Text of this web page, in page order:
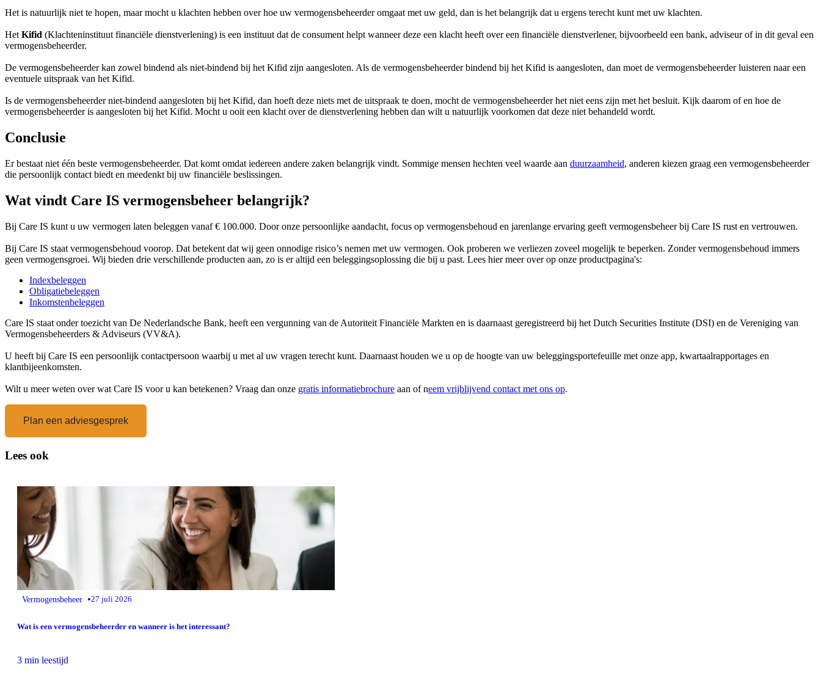
Het is natuurlijk niet te hopen, maar mocht u klachten hebben over hoe uw vermogensbeheerder omgaat met uw geld, dan is het belangrijk dat u ergens terecht kunt met uw klachten.
HetKifid (Klachteninstituut financiële dienstverlening) is een instituut dat de consument helpt wanneer deze een klacht heeft over een financiële dienstverlener, bijvoorbeeld een bank, adviseur of in dit geval een
vermogensbeheerder.
De vermogensbeheerder kan zowel bindend als niet-bindend bij het Kifid zijn aangesloten. Als de vermogensbeheerder bindend bij het Kifid is aangesloten, dan moet de vermogensbeheerder luisteren naar een
eventuele uitspraak van het Kifid.
Is de vermogensbeheerder niet-bindend aangesloten bij het Kifid, dan hoeft deze niets met de uitspraak te doen, mocht de vermogensbeheerder het niet eens zijn met het besluit. Kijk daarom of en hoe de
vermogensbeheerder is aangesloten bij het Kifid. Mocht u ooit een klacht over de dienstverlening hebben dan wilt u natuurlijk voorkomen dat deze niet behandeld wordt.
Conclusie
Er bestaat niet één beste vermogensbeheerder. Dat komt omdat iedereen andere zaken belangrijk vindt. Sommige mensen hechten veel waarde aan duurzaamheid, anderen kiezen graag een vermogensbeheerder
die persoonlijk contact biedt en meedenkt bij uw financiële beslissingen.
Wat vindt Care IS vermogensbeheer belangrijk?
Bij Care IS kunt u uw vermogen laten beleggen vanaf € 100.000. Door onze persoonlijke aandacht, focus op vermogensbehoud en jarenlange ervaring geeft vermogensbeheer bij Care IS rust en vertrouwen.
Bij Care IS staat vermogensbehoud voorop. Dat betekent dat wij geen onnodige risico’s nemen met uw vermogen. Ook proberen we verliezen zoveel mogelijk te beperken. Zonder vermogensbehoud immers
geen vermogensgroei. Wij bieden drie verschillende producten aan, zo is er altijd een beleggingsoplossing die bij u past. Lees hier meer over op onze productpagina's:
Indexbeleggen
Obligatiebeleggen
Inkomstenbeleggen
Care IS staat onder toezicht van De Nederlandsche Bank, heeft een vergunning van de Autoriteit Financiële Markten en is daarnaast geregistreerd bij het Dutch Securities Institute (DSI) en de Vereniging van
Vermogensbeheerders & Adviseurs (VV&A).
U heeft bij Care IS een persoonlijk contactpersoon waarbij u met al uw vragen terecht kunt. Daarnaast houden we u op de hoogte van uw beleggingsportefeuille met onze app, kwartaalrapportages en
klantbijeenkomsten.
Wilt u meer weten over wat Care IS voor u kan betekenen? Vraag dan onze gratis informatiebrochure aan of neem vrijblijvend contact met ons op.
Plan een adviesgesprek
Lees ook
Vermogensbeheer •27 juli 2026
Wat is een vermogensbeheerder en wanneer is het interessant?
3 min leestijd